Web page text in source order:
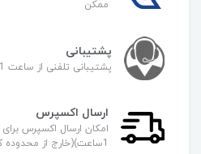
ممکن
پشتیبانی
پشتیبانی تلفنی از ساعت 11صبح تا 21
ارسال اکسپرس
امکان ارسال اکسپرس
1ساعت)(خارج از محدوده کمتراز 2ساعت)